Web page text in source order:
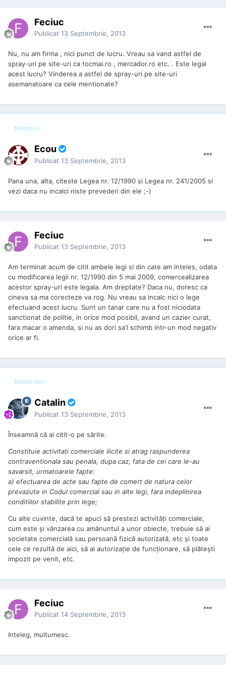
Feciuc
Publicat 13 Septembrie, 2013
Nu, nu am firma , nici punct de lucru. Vreau sa vand astfel de
spray-uri pe site-uri ca tocmai.ro , mercador.ro etc. . Este legal
acest lucru? Vinderea a astfel de spray-uri pe site-uri
asemanatoare ca cele mentionate?
Membru
Ecou
Publicat 13 Septembrie, 2013
Pana una, alta, citeste Legea nr. 12/1990 si Legea nr. 241/2005 si
vezi daca nu incalci niste prevederi din ele ;-)
Feciuc
Publicat 13 Septembrie, 2013
Am terminat acum de citit ambele legi si din cate am inteles, odata
cu modificarea legii nr. 12/1990 din 5 mai 2009, comercealizarea
acestor spray-uri este legala. Am dreptate? Daca nu, doresc ca
cineva sa ma corecteze va rog. Nu vreau sa incalc nici o lege
efectuand acest lucru. Sunt un tanar care nu a fost niciodata
sanctionat de politie, in orice mod posibil, avand un cazier curat,
fara macar o amenda, si nu as dori sa'l schimb intr-un mod negativ
orice ar fi.
Moderator
Catalin
Publicat 13 Septembrie, 2013
Înseamnă că ai citit-o pe sărite.
Constituie activitati comerciale ilicite si atrag raspunderea
contraventionala sau penala, dupa caz, fata de cei care le-au
savarsit, urmatoarele fapte:
a) efectuarea de acte sau fapte de comert de natura celor
prevazute in Codul comercial sau in alte legi, fara indeplinirea
conditiilor stabilite prin lege;
Cu alte cuvinte, dacă te apuci să prestezi activităţi comerciale,
cum este şi vânzarea cu amănuntul a unor obiecte, trebuie să ai
societate comercială sau persoană fizică autorizată, etc şi toate
cele ce rezultă de aici, să ai autorizaţie de funcţionare, să plăteşti
impozit pe venit, etc.
Feciuc
Publicat 14 Septembrie, 2013
Inteleg, multumesc.